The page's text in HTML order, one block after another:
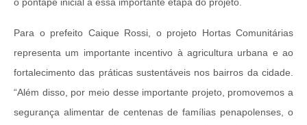
Para o prefeito Caique Rossi, o projeto Hortas Comunitárias
representa um importante incentivo à agricultura urbana e ao
fortalecimento das práticas sustentáveis nos bairros da cidade.
“Além disso, por meio desse importante projeto, promovemos a
segurança alimentar de centenas de famílias penapolenses, o